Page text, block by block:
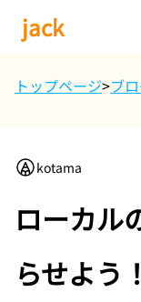
jack
トップページ>ブ
kotama
ローカル
らせよう！